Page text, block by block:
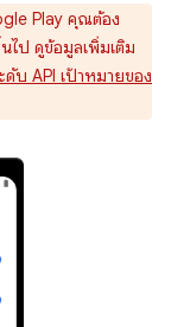
Play คุณต้อง
ไป ดูข้อมูลเพิ่มเติม
บ API เป้าหมายของ